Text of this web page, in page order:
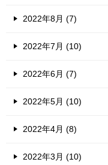
2022年8月 (7)
2022年7月 (10)
2022年6月 (7)
2022年5月 (10)
2022年4月 (8)
2022年3月 (10)